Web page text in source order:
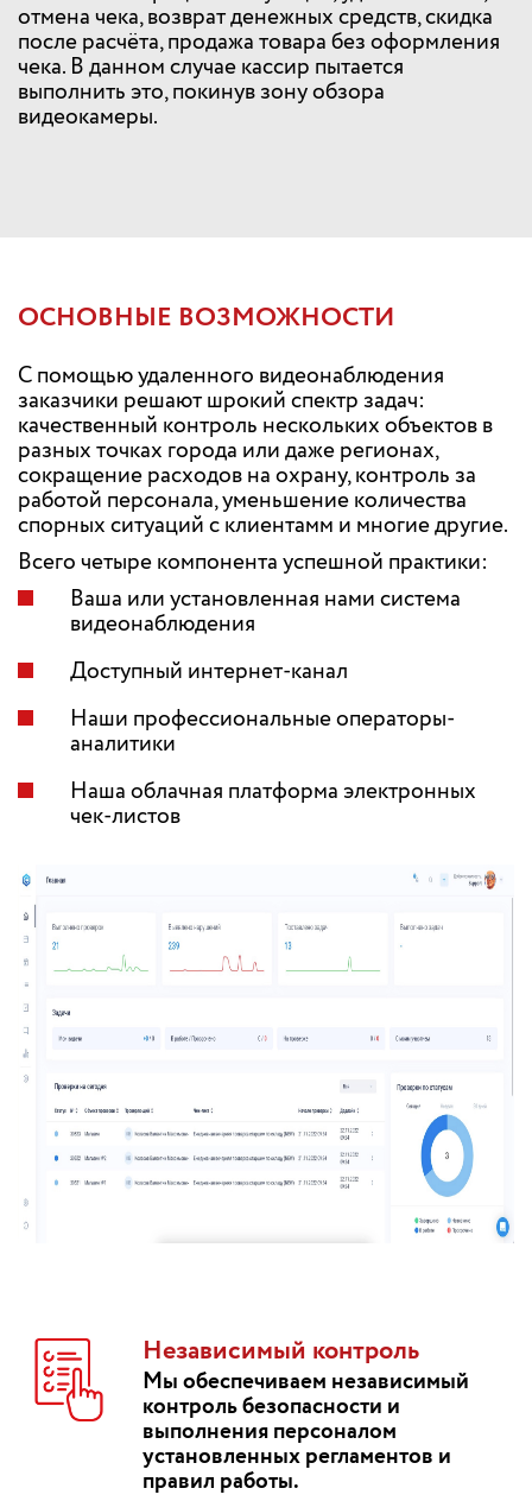
отмена чека, возврат денежных средств, скидка
после расчёта, продажа товара без оформления
чека. В данном случае кассир пытается
выполнить это, покинув зону обзора
видеокамеры.
ОСНОВНЫЕ ВОЗМОЖНОСТИ
С помощью удаленного видеонаблюдения
заказчики решают шрокий спектр задач:
качественный контроль нескольких объектов в
разных точках города или даже регионах,
сокращение расходов на охрану, контроль за
работой персонала, уменьшение количества
спорных ситуаций с клиентамм и многие другие.
Всего четыре компонента успешной практики:
Ваша или установленная нами система
видеонаблюдения
Доступный интернет-канал
Наши профессиональные операторы-
аналитики
Наша облачная платформа электронных
чек-листов
Независимый контроль
Мы обеспечиваем независимый
контроль безопасности и
выполнения персоналом
установленных регламентов и
правил работы.